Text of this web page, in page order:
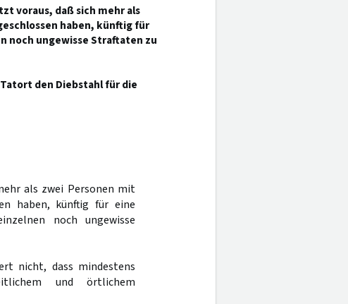
voraus, daß sich mehr als
haben, künftig für
noch ungewisse Straftaten zu
den Diebstahl für die
als zwei Personen mit
haben, künftig für eine
noch ungewisse
nicht, dass mindestens
und örtlichem